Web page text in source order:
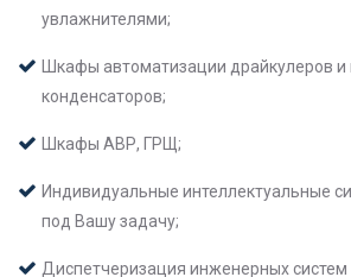
увлажнителями;
Шкафы автоматизации драйкулеров
конденсаторов;
Шкафы АВР, ГРЩ;
Индивидуальные интеллектуальные
под Вашу задачу;
Диспетчеризация инженерных систем